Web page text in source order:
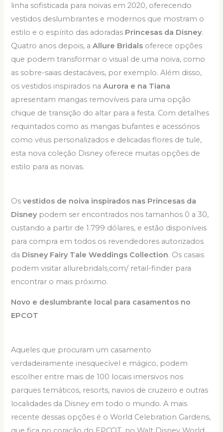
linha sofisticada para noivas em 2020, oferecendo
vestidos deslumbrantes e modernos que mostram o
estilo e o espírito das adoradas Princesas da Disney.
Quatro anos depois, aAllure Bridals oferece opções
que podem transformar o visual de uma noiva, como
as sobre-saias destacáveis, por exemplo. Além disso,
os vestidos inspirados naAurora e na Tiana
apresentam mangas removíveis para uma opção
chique de transição do altar para a festa. Com detalhes
requintados como as mangas bufantes e acessórios
como véus personalizados e delicadas flores de tule,
esta nova coleção Disney oferece muitas opções de
estilo para as noivas.
Osvestidos de noiva inspirados nas Princesas da
Disneypodem ser encontrados nos tamanhos 0 a 30,
custando a partir de 1.799 dólares, e estão disponíveis
para compra em todos os revendedores autorizados
da Disney Fairy Tale Weddings Collection. Os casais
podem visitar allurebridals܂com/ retail-finder para
encontrar o mais próximo.
Novo e deslumbrante local para casamentos no
EPCOT
Aqueles que procuram um casamento
verdadeiramente inesquecível e mágico, podem
escolher entre mais de 100 locais imersivos nos
parques temáticos, resorts, navios de cruzeiro e outras
localidades da Disney em todo o mundo. A mais
recente dessas opções é o World Celebration Gardens,